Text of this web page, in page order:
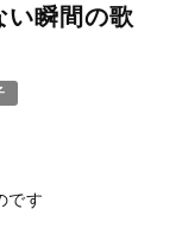
い瞬間の歌
です